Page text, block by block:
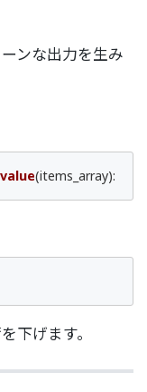
ンな出力を生み
(items_array):
下げます。